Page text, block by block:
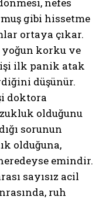
gibi hissetme
ortaya çıkar.
yoğun korku ve
ilk panik atak
düşünür.
doktora
olduğunu
sorunun
olduğuna,
emindir.
sayısız acil
ruh